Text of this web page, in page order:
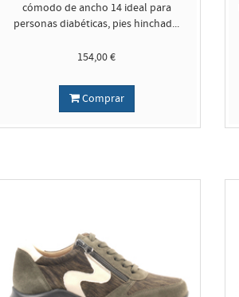
cómodo de ancho 14 ideal para
personas diabéticas, pies hinchad...
154,00 €
Comprar